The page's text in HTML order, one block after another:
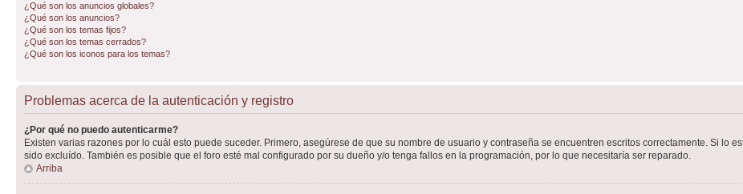
¿Qué son los anuncios globales?
¿Qué son los anuncios?
¿Qué son los temas fijos?
¿Qué son los temas cerrados?
¿Qué son los iconos para los temas?
Problemas acerca de la autenticación y registro
¿Por qué no puedo autenticarme?
Existen varias razones por lo cuál esto puede suceder. Primero, asegúrese de que su nombre de usuario y contraseña se encuentren escritos correctamente. Si lo
sido excluído. También es posible que el foro esté mal configurado por su dueño y/o tenga fallos en la programación, por lo que necesitaría ser reparado.
Arriba